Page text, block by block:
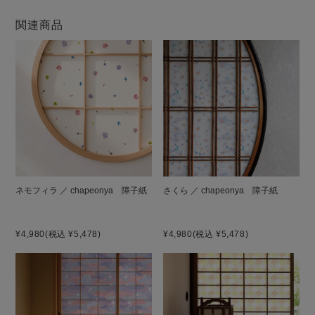
関連商品
ネモフィラ ／ chapeonya 障子紙
¥4,980(税込 ¥5,478)
さくら ／ chapeonya 障子紙
¥4,980(税込 ¥5,478)